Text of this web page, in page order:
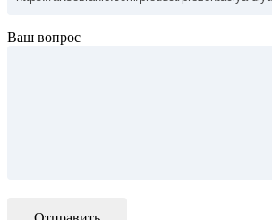
Ваш вопрос